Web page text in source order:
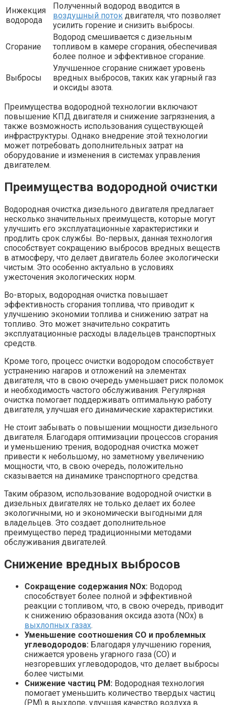
Инжекция
водорода
Полученный водород вводится в
воздушный поток двигателя, что позволяет
усилить горение и снизить выбросы.
Сгорание
Водород смешивается с дизельным
топливом в камере сгорания, обеспечивая
более полное и эффективное сгорание.
Выбросы
Улучшенное сгорание снижает уровень
вредных выбросов, таких как угарный газ
и оксиды азота.
Преимущества водородной технологии включают
повышение КПД двигателя и снижение загрязнения, а
также возможность использования существующей
инфраструктуры. Однако внедрение этой технологии
может потребовать дополнительных затрат на
оборудование и изменения в системах управления
двигателем.
Преимущества водородной очистки
Водородная очистка дизельного двигателя предлагает
несколько значительных преимуществ, которые могут
улучшить его эксплуатационные характеристики и
продлить срок службы. Во-первых, данная технология
способствует сокращению выбросов вредных веществ
в атмосферу, что делает двигатель более экологически
чистым. Это особенно актуально в условиях
ужесточения экологических норм.
Во-вторых, водородная очистка повышает
эффективность сгорания топлива, что приводит к
улучшению экономии топлива и снижению затрат на
топливо. Это может значительно сократить
эксплуатационные расходы владельцев транспортных
средств.
Кроме того, процесс очистки водородом способствует
устранению нагаров и отложений на элементах
двигателя, что в свою очередь уменьшает риск поломок
и необходимость частого обслуживания. Регулярная
очистка помогает поддерживать оптимальную работу
двигателя, улучшая его динамические характеристики.
Не стоит забывать о повышении мощности дизельного
двигателя. Благодаря оптимизации процессов сгорания
и уменьшению трения, водородная очистка может
привести к небольшому, но заметному увеличению
мощности, что, в свою очередь, положительно
сказывается на динамике транспортного средства.
Таким образом, использование водородной очистки в
дизельных двигателях не только делает их более
экологичными, но и экономически выгодными для
владельцев. Это создает дополнительное
преимущество перед традиционными методами
обслуживания двигателей.
Снижение вредных выбросов
Сокращение содержания NOx: Водород
способствует более полной и эффективной
реакции с топливом, что, в свою очередь, приводит
к снижению образования оксида азота (NOx) в
выхлопных газах.
Уменьшение соотношения CO и проблемных
углеводородов: Благодаря улучшению горения,
снижается уровень угарного газа (CO) и
незгоревших углеводородов, что делает выбросы
более чистыми.
Снижение частиц PM: Водородная технология
помогает уменьшить количество твердых частиц
(PM) в выхлопе, улучшая качество воздуха в